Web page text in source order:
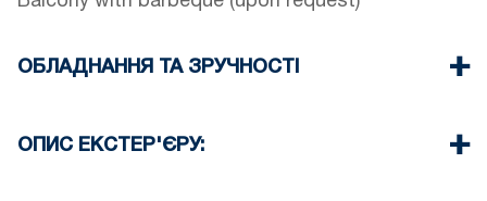
ОБЛАДНАННЯ ТА ЗРУЧНОСТІ
Один кондиціонер
ОПИС ЕКСТЕР'ЄРУ: